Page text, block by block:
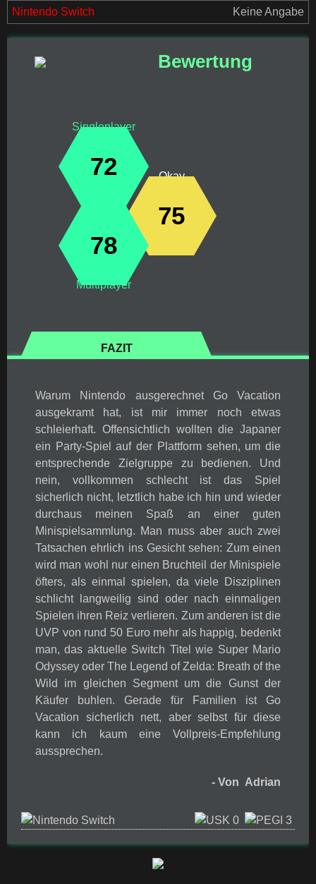
Nintendo Switch Keine Angabe
Bewertung
Singleplayer
72
75
Okay
78
Multiplayer
FAZIT
Warum Nintendo ausgerechnet Go Vacation
ausgekramt hat, ist mir immer noch etwas
schleierhaft. Offensichtlich wollten die Japaner
ein Party-Spiel auf der Plattform sehen, um die
entsprechende Zielgruppe zu bedienen. Und
nein, vollkommen schlecht ist das Spiel
sicherlich nicht, letztlich habe ich hin und wieder
durchaus meinen Spaß an einer guten
Minispielsammlung. Man muss aber auch zwei
Tatsachen ehrlich ins Gesicht sehen: Zum einen
wird man wohl nur einen Bruchteil der Minispiele
öfters, als einmal spielen, da viele Disziplinen
schlicht langweilig sind oder nach einmaligen
Spielen ihren Reiz verlieren. Zum anderen ist die
UVP von rund 50 Euro mehr als happig, bedenkt
man, das aktuelle Switch Titel wie Super Mario
Odyssey oder The Legend of Zelda: Breath of the
Wild im gleichen Segment um die Gunst der
Käufer buhlen. Gerade für Familien ist Go
Vacation sicherlich nett, aber selbst für diese
kann ich kaum eine Vollpreis-Empfehlung
aussprechen.
- Von Adrian